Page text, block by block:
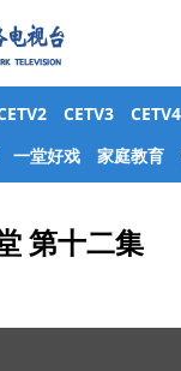
CETV3 CETV4
一堂好戏 家庭教育
第十二集